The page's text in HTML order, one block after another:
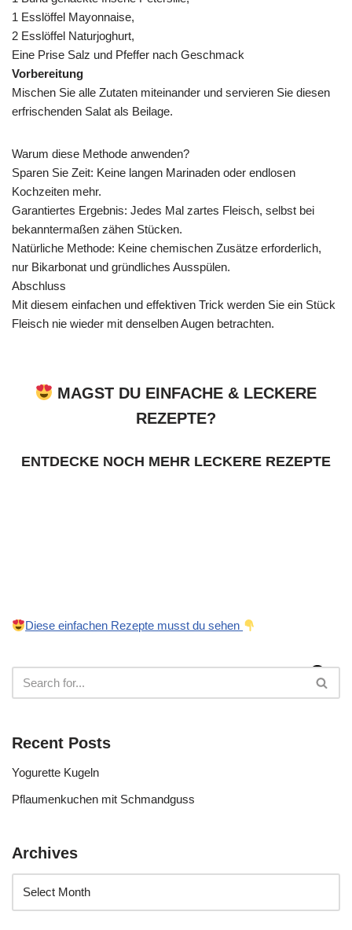
1 Esslöffel Mayonnaise,
2 Esslöffel Naturjoghurt,
Eine Prise Salz und Pfeffer nach Geschmack
Vorbereitung
Mischen Sie alle Zutaten miteinander und servieren Sie diesen
erfrischenden Salat als Beilage.
Warum diese Methode anwenden?
Sparen Sie Zeit: Keine langen Marinaden oder endlosen
Kochzeiten mehr.
Garantiertes Ergebnis: Jedes Mal zartes Fleisch, selbst bei
bekanntermaßen zähen Stücken.
Natürliche Methode: Keine chemischen Zusätze erforderlich,
nur Bikarbonat und gründliches Ausspülen.
Abschluss
Mit diesem einfachen und effektiven Trick werden Sie ein Stück
Fleisch nie wieder mit denselben Augen betrachten.
MAGST DU EINFACHE & LECKERE
REZEPTE?
ENTDECKE NOCH MEHR LECKERE REZEPTE
Diese einfachen Rezepte musst du sehen
Recent Posts
Yogurette Kugeln
Pflaumenkuchen mit Schmandguss
Archives